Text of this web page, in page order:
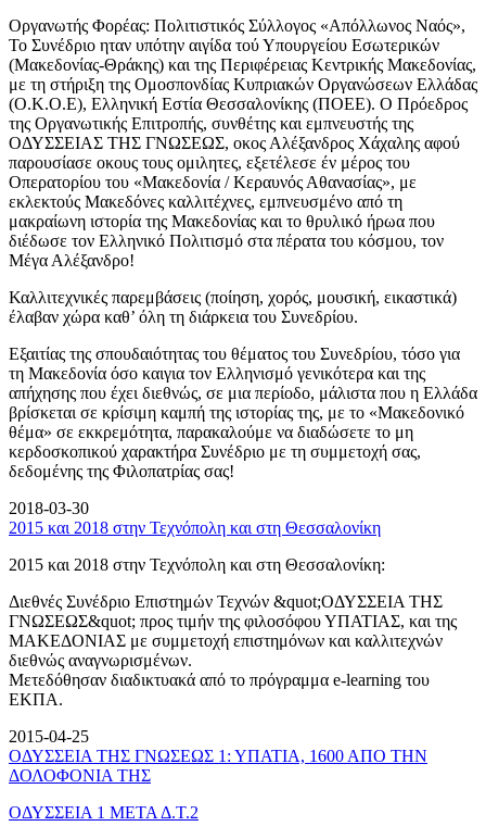
Οργανωτής Φορέας: Πολιτιστικός Σύλλογος «Απόλλωνος Ναός»,
Το Συνέδριο ηταν υπότην αιγίδα τού Υπουργείου Εσωτερικών
(Μακεδονίας-Θράκης) και της Περιφέρειας Κεντρικής Μακεδονίας,
με τη στήριξη της Ομοσπονδίας Κυπριακών Οργανώσεων Ελλάδας
(Ο.Κ.Ο.Ε), Ελληνική Εστία Θεσσαλονίκης (ΠΟΕΕ). Ο Πρόεδρος
της Οργανωτικής Επιτροπής, συνθέτης και εμπνευστής της
ΟΔΥΣΣΕΙΑΣ ΤΗΣ ΓΝΩΣΕΩΣ, οκος Αλέξανδρος Χάχαλης αφού
παρουσίασε οκους τους ομιλητες, εξετέλεσε έν μέρος του
Οπερατορίου του «Μακεδονία / Κεραυνός Αθανασίας», με
εκλεκτούς Μακεδόνες καλλιτέχνες, εμπνευσμένο από τη
μακραίωνη ιστορία της Μακεδονίας και το θρυλικό ήρωα που
διέδωσε τον Ελληνικό Πολιτισμό στα πέρατα του κόσμου, τον
Μέγα Αλέξανδρο!
Καλλιτεχνικές παρεμβάσεις (ποίηση, χορός, μουσική, εικαστικά)
έλαβαν χώρα καθ’ όλη τη διάρκεια του Συνεδρίου.
Εξαιτίας της σπουδαιότητας του θέματος του Συνεδρίου, τόσο για
τη Μακεδονία όσο καιγια τον Ελληνισμό γενικότερα και της
απήχησης που έχει διεθνώς, σε μια περίοδο, μάλιστα που η Ελλάδα
βρίσκεται σε κρίσιμη καμπή της ιστορίας της, με το «Μακεδονικό
θέμα» σε εκκρεμότητα, παρακαλούμε να διαδώσετε το μη
κερδοσκοπικού χαρακτήρα Συνέδριο με τη συμμετοχή σας,
δεδομένης της Φιλοπατρίας σας!
2018-03-30
2015 και 2018 στην Τεχνόπολη και στη Θεσσαλονίκη
2015 και 2018 στην Τεχνόπολη και στη Θεσσαλονίκη:
Διεθνές Συνέδριο Επιστημών Τεχνών &quot;ΟΔΥΣΣΕΙΑ ΤΗΣ
ΓΝΩΣΕΩΣ&quot; προς τιμήν της φιλοσόφου ΥΠΑΤΙΑΣ, και της
ΜΑΚΕΔΟΝΙΑΣ με συμμετοχή επιστημόνων και καλλιτεχνών
διεθνώς αναγνωρισμένων.
Μετεδόθησαν διαδικτυακά από το πρόγραμμα e-learning του
ΕΚΠΑ.
2015-04-25
ΟΔΥΣΣΕΙΑ ΤΗΣ ΓΝΩΣΕΩΣ 1: ΥΠΑΤΙΑ, 1600 ΑΠΟ ΤΗΝ
ΔΟΛΟΦΟΝΙΑ ΤΗΣ
ΟΔΥΣΣΕΙΑ 1 ΜΕΤΑ Δ.Τ.2